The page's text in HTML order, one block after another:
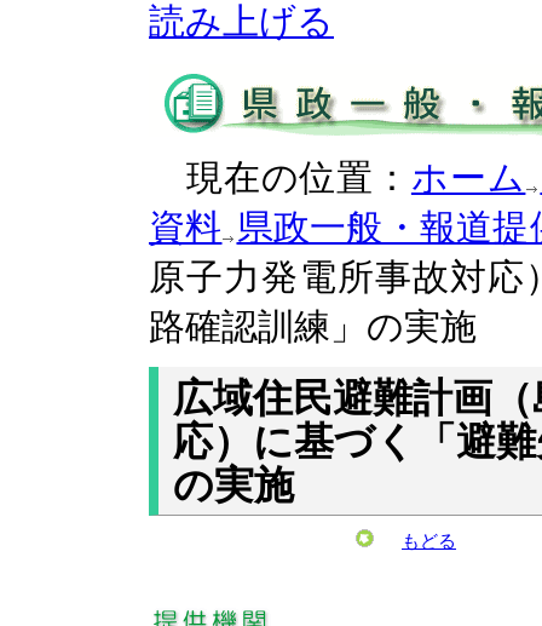
読み上げる
現在の位置： ホーム
資料 県政一般・報道提
原子力発電所事故対
路確認訓練」の実施
広域住民避難計画
応）に基づく「避
の実施
もどる